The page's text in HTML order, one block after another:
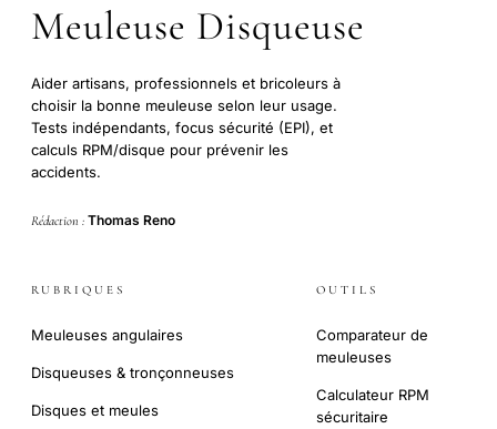
Meuleuse Disqueuse
Aider artisans, professionnels et bricoleurs à
choisir la bonne meuleuse selon leur usage.
Tests indépendants, focus sécurité (EPI), et
calculs RPM/disque pour prévenir les
accidents.
Rédaction : Thomas Reno
RUBRIQUES
Meuleuses angulaires
Disqueuses & tronçonneuses
Disques et meules
OUTILS
Comparateur de
meuleuses
Calculateur RPM
sécuritaire